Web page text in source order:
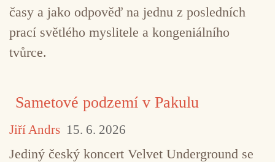
časy a jako odpověď na jednu z posledních
prací světlého myslitele a kongeniálního
tvůrce.
Sametové podzemí v Pakulu
Jiří Andrs 15. 6. 2026
Jediný český koncert Velvet Underground se